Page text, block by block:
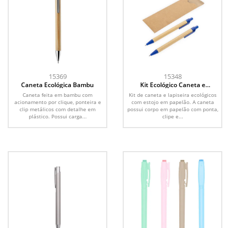
15369
Caneta Ecológica Bambu
Caneta feita em bambu com
acionamento por clique, ponteira e
clip metálicos com detalhe em
plástico. Possui carga...
15348
Kit Ecológico Caneta e
Lapiseira Papelão
Kit de caneta e lapiseira ecológicos
com estojo em papelão. A caneta
possui corpo em papelão com ponta,
clipe e...